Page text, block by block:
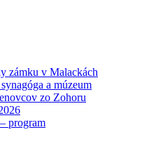
zámku v Malackách
a múzeum
zo Zohoru
program